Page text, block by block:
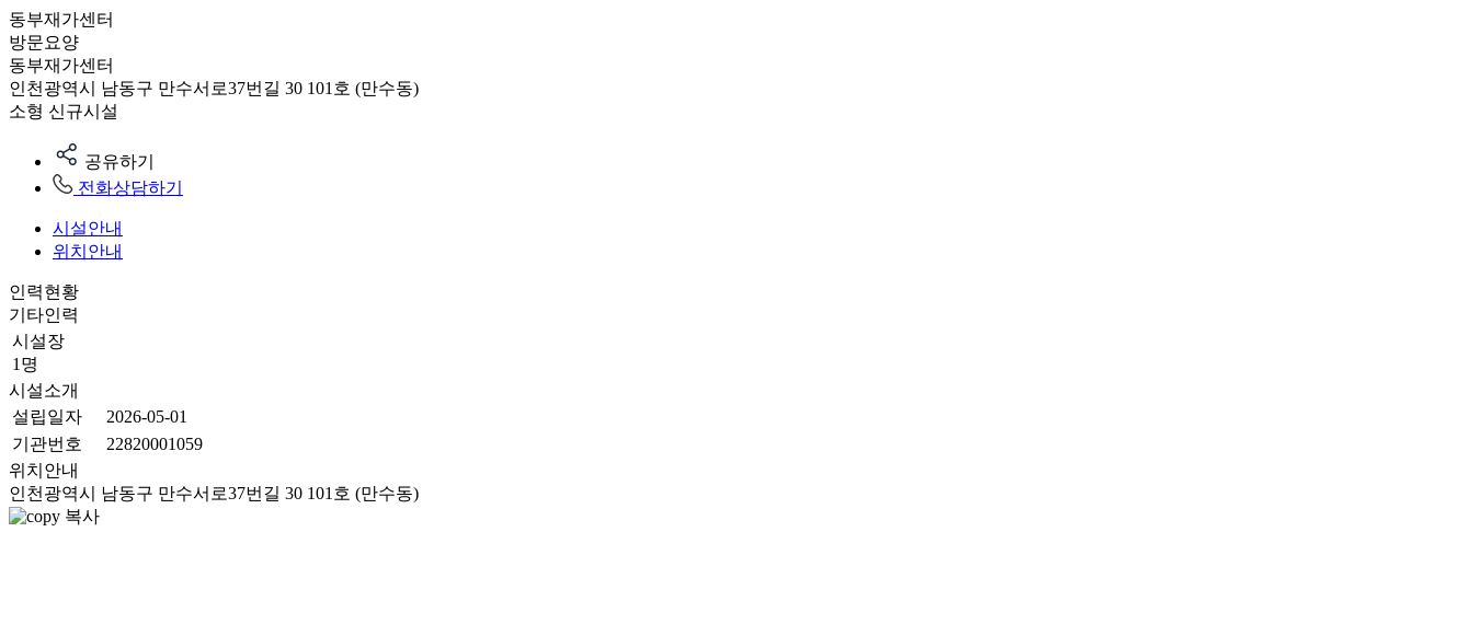
동부재가센터
방문요양
동부재가센터
인천광역시 남동구 만수서로37번길 30 101호 (만수동)
소형 신규시설
공유하기
전화상담하기
시설안내
위치안내
인력현황
기타인력
시설장
1명
시설소개
설립일자
2026-05-01
기관번호
22820001059
위치안내
인천광역시 남동구 만수서로37번길 30 101호 (만수동)
복사